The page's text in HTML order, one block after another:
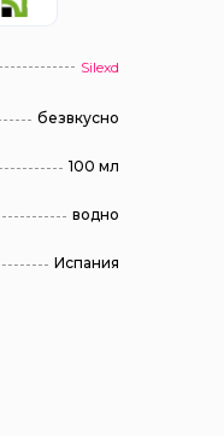
Silexd
безвкусно
100 мл
водно
Испания